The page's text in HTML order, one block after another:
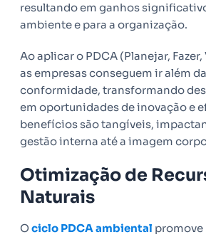
resultando em ganhos
ambiente e para a organização.
Ao aplicar o PDCA (Planejar,
as empresas conseguem ir além
conformidade, transformando
em oportunidades de inovação e
benefícios são tangíveis,
gestão interna até a imagem
Otimização de
Naturais
Ociclo PDCA ambiental promove